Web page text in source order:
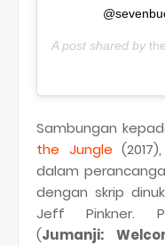
A post shared by
Sambungan
the Jungle (2017),
dalam
dengan skrip
Jeff Pinkner.
(Jumanji: